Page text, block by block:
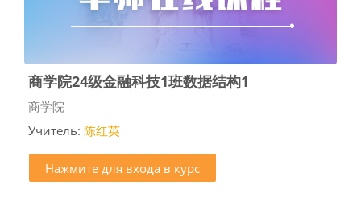
商学院24级金融科技1班数据结构1
Категория курса
商学院
Учитель: 陈红英
Нажмите для входа в курс